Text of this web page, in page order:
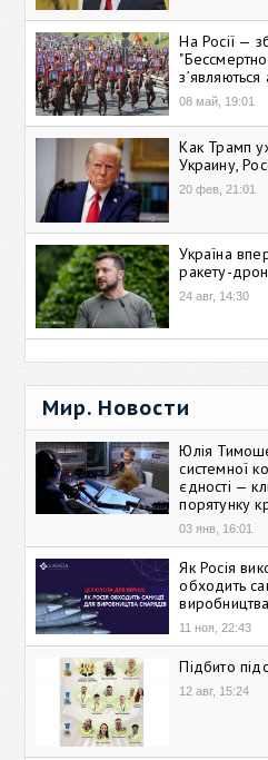
На Росії —
зʼявляються
08 май, 19:01
Как Трамп
Украину,
20 фев, 21:01
Україна
ракету-
24 авг, 14:30
Мир. Новости
Юлія
системної
єдності —
порятунку
03 янв, 16:01
Як Росія
обходить
11 ноя, 22:43
Підбито
12 авг, 15:24